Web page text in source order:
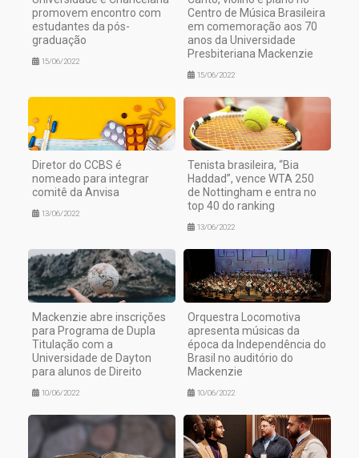
promovem encontro com
estudantes da pós-
graduação
15/06/2022
Centro de Música Brasileira
em comemoração aos 70
anos da Universidade
Presbiteriana Mackenzie
15/06/2022
Diretor do CCBS é
nomeado para integrar
comitê da Anvisa
13/06/2022
Tenista brasileira, “Bia
Haddad”, vence WTA 250
de Nottingham e entra no
top 40 do ranking
13/06/2022
Mackenzie abre inscrições
para Programa de Dupla
Titulação com a
Universidade de Dayton
para alunos de Direito
10/06/2022
Orquestra Locomotiva
apresenta músicas da
época da Independência do
Brasil no auditório do
Mackenzie
10/06/2022